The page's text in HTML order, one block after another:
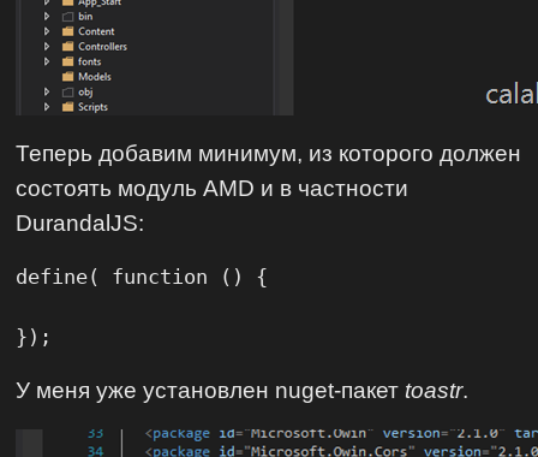
Теперь добавим минимум, из которого должен
состоять модуль AMD и в частности
DurandalJS:
define( function () {
});
У меня уже установлен nuget-пакет toastr.